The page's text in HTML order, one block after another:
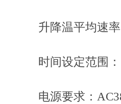
升降温平均速率
时间设定范围：
电源要求：